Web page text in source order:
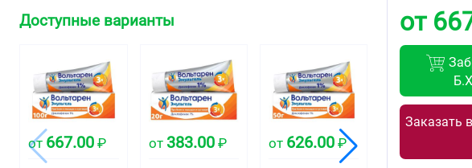
Доступные варианты
от 667.00 ₽ от 383.00₽ от 626.00 ₽
от
Заказать